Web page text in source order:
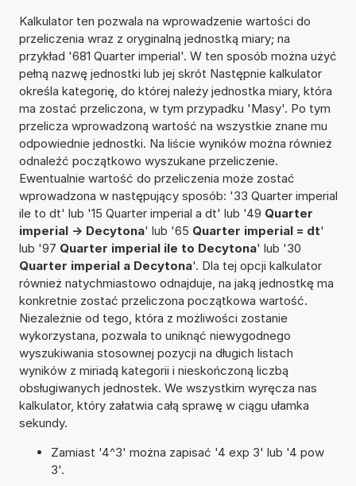
Kalkulator ten pozwala na wprowadzenie wartości do
przeliczenia wraz z oryginalną jednostką miary; na
przykład '681 Quarter imperial'. W ten sposób można użyć
pełną nazwę jednostki lub jej skrót Następnie kalkulator
określa kategorię, do której należy jednostka miary, która
ma zostać przeliczona, w tym przypadku 'Masy'. Po tym
przelicza wprowadzoną wartość na wszystkie znane mu
odpowiednie jednostki. Na liście wyników można również
odnaleźć początkowo wyszukane przeliczenie.
Ewentualnie wartość do przeliczenia może zostać
wprowadzona w następujący sposób: '33 Quarter imperial
ile to dt' lub '15 Quarter imperial a dt' lub '49 Quarter
imperial -> Decytona' lub '65 Quarter imperial = dt'
lub '97 Quarter imperial ile to Decytona' lub '30
Quarter imperial a Decytona'. Dla tej opcji kalkulator
również natychmiastowo odnajduje, na jaką jednostkę ma
konkretnie zostać przeliczona początkowa wartość.
Niezależnie od tego, która z możliwości zostanie
wykorzystana, pozwala to uniknąć niewygodnego
wyszukiwania stosownej pozycji na długich listach
wyników z miriadą kategorii i nieskończoną liczbą
obsługiwanych jednostek. We wszystkim wyręcza nas
kalkulator, który załatwia całą sprawę w ciągu ułamka
sekundy.
Zamiast '4^3' można zapisać '4 exp 3' lub '4 pow
3'.